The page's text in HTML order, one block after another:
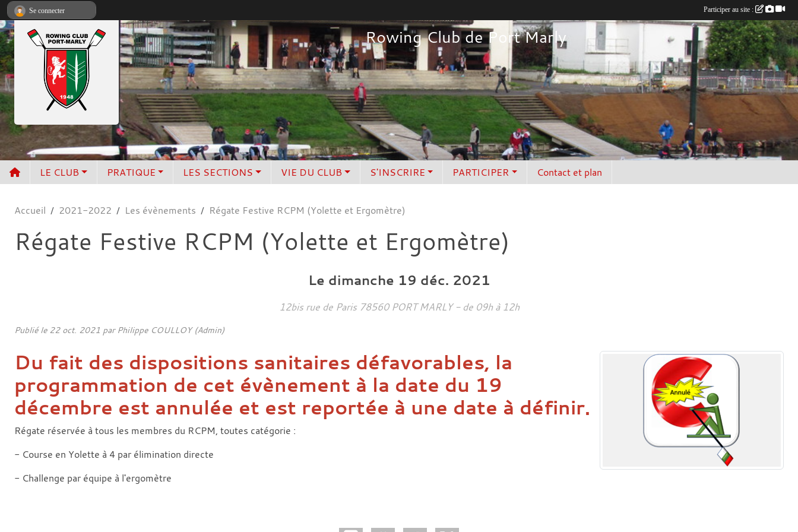
Rowing Club de Port Marly
LE CLUB PRATIQUE LES SECTIONS VIE DU CLUB S'INSCRIRE PARTICIPER Contact et plan
Accueil 2021-2022 Les évènements Régate Festive RCPM (Yolette et Ergomètre)
Régate Festive RCPM (Yolette et Ergomètre)
Le dimanche 19 déc. 2021
12bis rue de Paris 78560 PORT MARLY - de 09h à 12h
Publié le 22 oct. 2021 par Philippe COULLOY (Admin)
Du fait des dispositions sanitaires défavorables, la
programmation de cet évènement à la date du 19
décembre est annulée et est reportée à une date à définir.
Régate réservée à tous les membres du RCPM, toutes catégorie :
- Course en Yolette à 4 par élimination directe
- Challenge par équipe à l'ergomètre
Se connecter Participer au site :
Panneau de gestion des cookies